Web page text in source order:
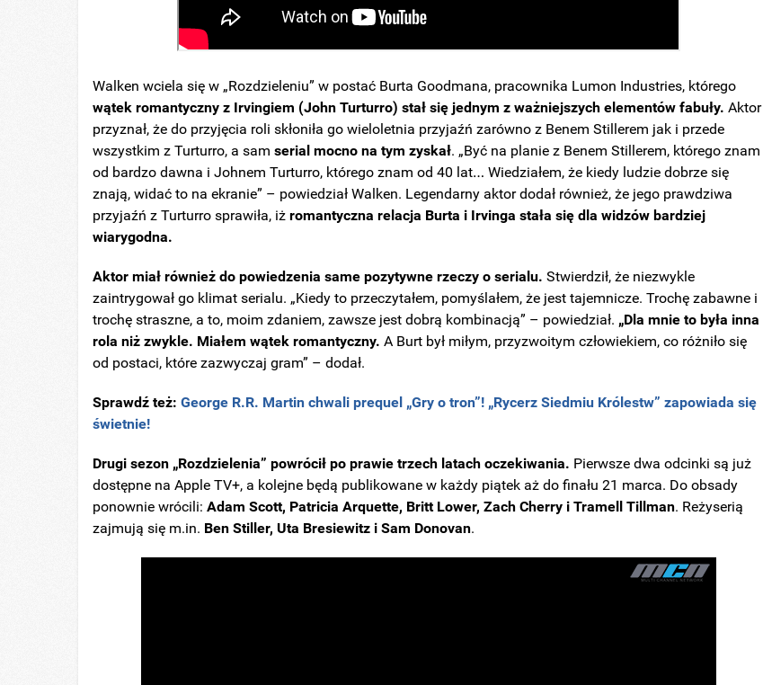
Walken wciela się w „Rozdzieleniu” w postać Burta Goodmana, pracownika Lumon Industries, którego
wątek romantyczny z Irvingiem (John Turturro) stał się jednym z ważniejszych elementów fabuły. Aktor
przyznał, że do przyjęcia roli skłoniła go wieloletnia przyjaźń zarówno z Benem Stillerem jak i przede
wszystkim z Turturro, a samserial mocno na tym zyskał. „Być na planie z Benem Stillerem, którego znam
od bardzo dawna i Johnem Turturro, którego znam od 40 lat… Wiedziałem, że kiedy ludzie dobrze się
znają, widać to na ekranie” – powiedział Walken. Legendarny aktor dodał również, że jego prawdziwa
przyjaźń z Turturro sprawiła, iż romantyczna relacja Burta i Irvinga stała się dla widzów bardziej
wiarygodna.
Aktor miał również do powiedzenia same pozytywne rzeczy o serialu. Stwierdził, że niezwykle
zaintrygował go klimat serialu. „Kiedy to przeczytałem, pomyślałem, że jest tajemnicze. Trochę zabawne i
trochę straszne, a to, moim zdaniem, zawsze jest dobrą kombinacją” – powiedział. „Dla mnie to była inna
rola niż zwykle. Miałem wątek romantyczny. A Burt był miłym, przyzwoitym człowiekiem, co różniło się
od postaci, które zazwyczaj gram” – dodał.
Sprawdź też:George R.R. Martin chwali prequel „Gry o tron”! „Rycerz Siedmiu Królestw” zapowiada się
świetnie!
Drugi sezon „Rozdzielenia” powrócił po prawie trzech latach oczekiwania. Pierwsze dwa odcinki są już
dostępne na Apple TV+, a kolejne będą publikowane w każdy piątek aż do finału 21 marca. Do obsady
ponownie wrócili:Adam Scott, Patricia Arquette, Britt Lower, Zach Cherry i Tramell Tillman. Reżyserią
zajmują się m.in. Ben Stiller, Uta Bresiewitz i Sam Donovan.